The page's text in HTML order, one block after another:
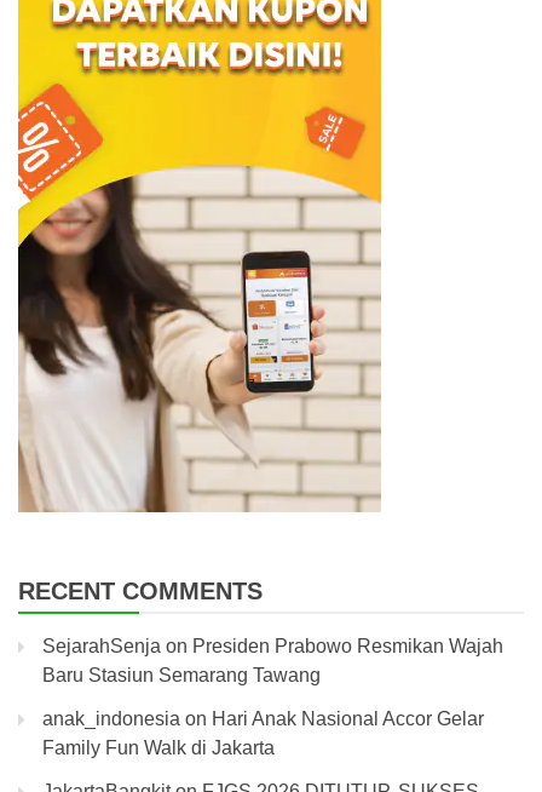
RECENT COMMENTS
SejarahSenja on Presiden Prabowo Resmikan Wajah
Baru Stasiun Semarang Tawang
anak_indonesia on Hari Anak Nasional Accor Gelar
Family Fun Walk di Jakarta